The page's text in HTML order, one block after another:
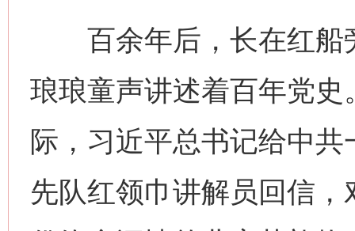
百余年后，长在红船
琅琅童声讲述着百年党史
际，习近平总书记给中
先队红领巾讲解员回信